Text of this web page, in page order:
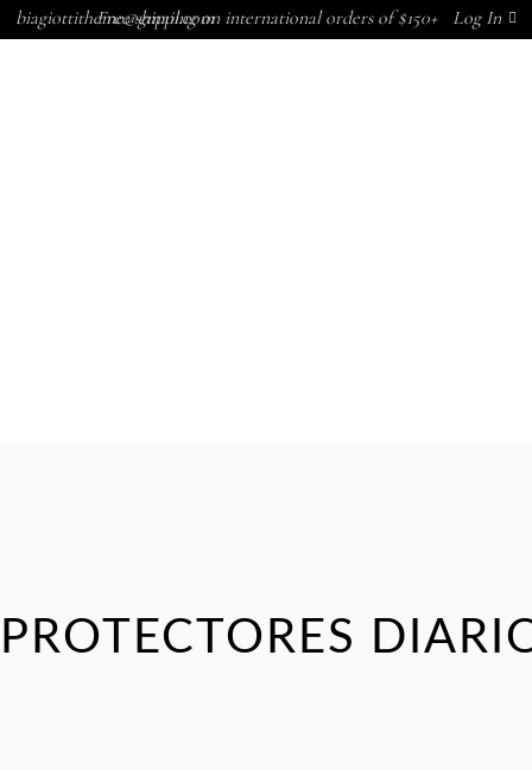
biagiottitheme@gmail.com
Free shipping on international orders of $150+ Log In
ACTUALIDAD
PROTECTORES